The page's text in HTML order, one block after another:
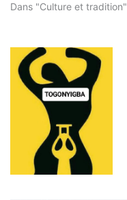
Dans "Culture et tradition"